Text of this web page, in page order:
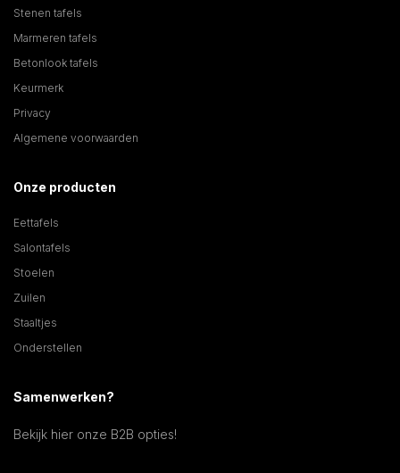
Stenen tafels
Marmeren tafels
Betonlook tafels
Keurmerk
Privacy
Algemene voorwaarden
Onze producten
Eettafels
Salontafels
Stoelen
Zuilen
Staaltjes
Onderstellen
Samenwerken?
Bekijk hier onze B2B opties!